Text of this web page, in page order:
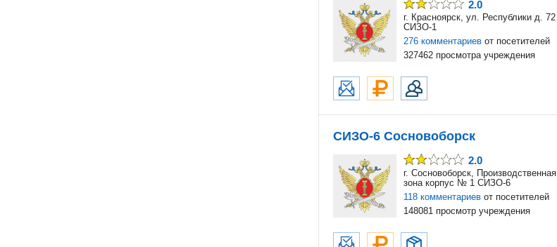
2.0
г. Красноярск, ул. Республики д. 72
СИЗО-1
276 комментариев от посетителей
327462 просмотра учреждения
СИЗО-6 Сосновоборск
2.0
г. Сосновоборск, Производственная
зона корпус № 1 СИЗО-6
118 комментариев от посетителей
148081 просмотр учреждения